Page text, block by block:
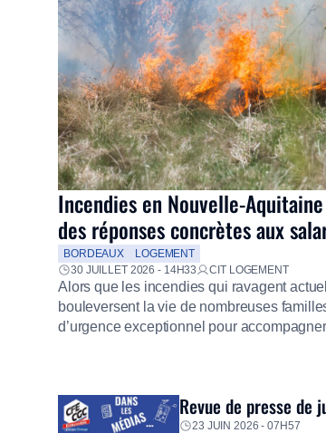
Incendies en Nouvelle-
des réponses concrètes aux
BORDEAUX
LOGEMENT
30 JUILLET 2026 - 14H33
CIT LOGEMENT
Alors que les incendies qui ravagent
bouleversent la vie de nombreuses
d’urgence exceptionnel pour
Revue de presse de
23 JUIN 2026 - 07H57